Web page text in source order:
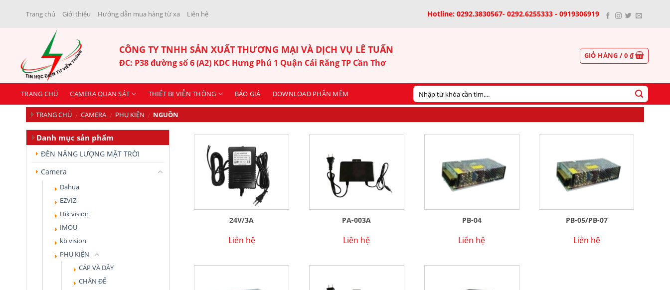
Trang chủ Giới thiệu Hướng dẫn mua hàng từ xa Liên hệ Hotline: 0292.3830567- 0292.6255333 - 0919306919
CÔNG TY TNHH SẢN XUẤT THƯƠNG MẠI VÀ DỊCH VỤ LÊ TUẤN
ĐC: P38 đường số 6 (A2) KDC Hưng Phú 1 Quận Cái Răng TP Cần Thơ
GIỎ HÀNG /0 ₫
TRANG CHỦ CAMERA QUAN SÁT THIẾT BỊ VIỄN THÔNG BÁO GIÁ DOWNLOAD PHẦN MỀM
TRANG CHỦ / CAMERA / PHỤ KIỆN / NGUỒN
Danh mục sản phẩm
ĐÈN NĂNG LƯỢNG MẶT TRỜI
Camera
Dahua
EZVIZ
Hik vision
IMOU
kb vision
PHỤ KIỆN
CÁP VÀ DÂY
CHÂN ĐẾ
24V/3A
Liên hệ
PA-003A
Liên hệ
PB-04
Liên hệ
PB-05/PB-07
Liên hệ